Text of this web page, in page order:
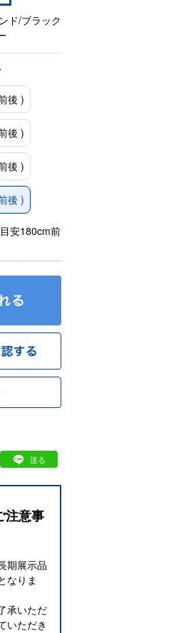
ド/ブラック
後 )
後 )
後 )
後 )
安180cm前
送る
注意事
期展示品
なりま
承いただ
いただき